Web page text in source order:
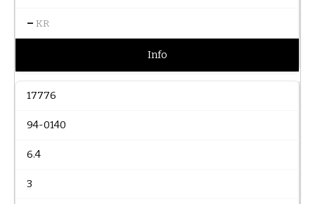
– KR
Info
17776
94-0140
6.4
3